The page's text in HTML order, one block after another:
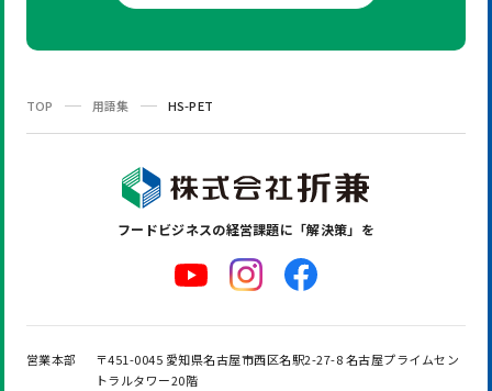
TOP 用語集 HS-PET
フードビジネスの経営課題に「解決策」を
営業本部
〒451-0045 愛知県名古屋市西区名駅2-27-8 名古屋プライムセン
トラルタワー20階